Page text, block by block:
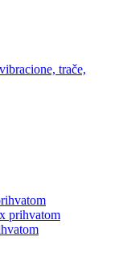
trače,
prihvatom